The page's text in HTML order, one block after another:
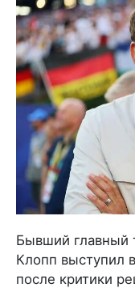
Бывший главный
Клопп выступил
после критики